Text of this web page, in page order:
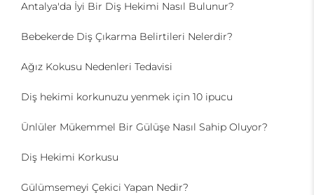
Antalya'da İyi Bir Diş Hekimi Nasıl Bulunur?
Bebekerde Diş Çıkarma Belirtileri Nelerdir?
Ağız Kokusu Nedenleri Tedavisi
Diş hekimi korkunuzu yenmek için 10 ipucu
Ünlüler Mükemmel Bir Gülüşe Nasıl Sahip Oluyor?
Diş Hekimi Korkusu
Gülümsemeyi Çekici Yapan Nedir?